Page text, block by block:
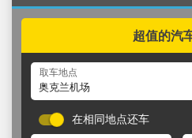
超值的汽
取车地点
在相同地点还车